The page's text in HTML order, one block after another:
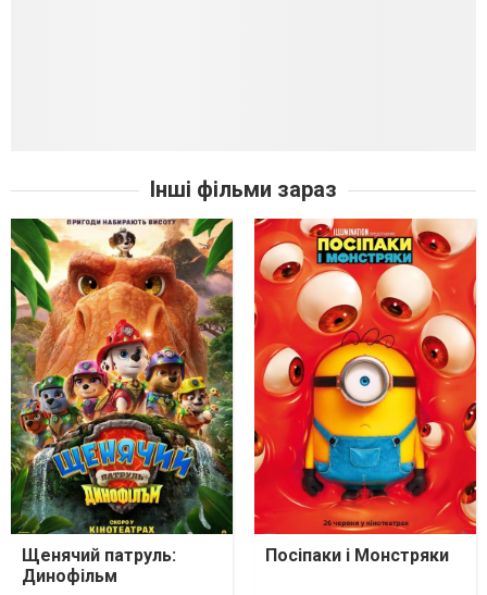
Інші фільми зараз
Щенячий патруль:
Динофільм
Посіпаки і Монстряки